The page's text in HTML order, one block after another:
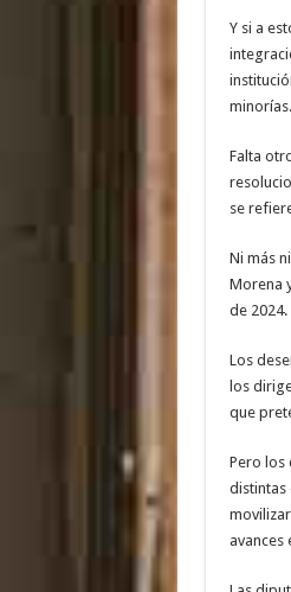
Y si a
minorías.
Falta
se
Ni más
Morena
de 2024.
Los
los
que
Pero los
distintas
avances